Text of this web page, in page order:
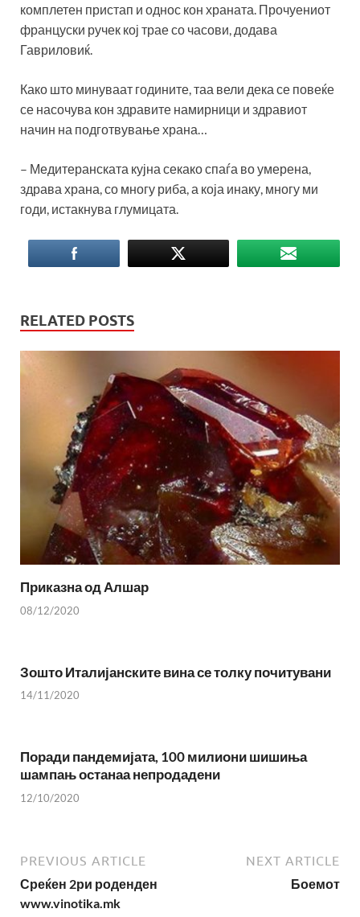
комплетен пристап и однос кон храната. Прочуениот
француски ручек кој трае со часови, додава
Гавриловиќ.
Како што минуваат годините, таа вели дека се повеќе
се насочува кон здравите намирници и здравиот
начин на подготвување храна…
– Медитеранската кујна секако спаѓа во умерена,
здрава храна, со многу риба, а која инаку, многу ми
годи, истакнува глумицата.
RELATED POSTS
Приказна од Алшар
08/12/2020
Зошто Италијанските вина се толку почитувани
14/11/2020
Поради пандемијата, 100 милиони шишиња
шампањ останаа непродадени
12/10/2020
PREVIOUS ARTICLE
Среќен 2ри роденден
www.vinotika.mk
NEXT ARTICLE
Боемот